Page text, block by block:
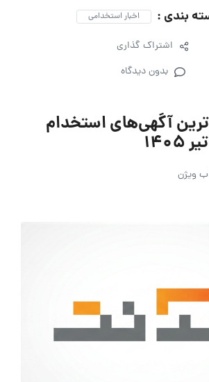
بندی : اخبار استخدامی
اشتراک گذاری
بدون دیدگاه
آگهی‌های استخدام
ویژن